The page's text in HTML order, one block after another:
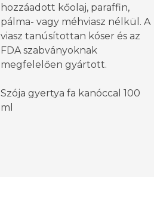
hozzáadott kőolaj, paraffin,
pálma- vagy méhviasz nélkül. A
viasz tanúsítottan kóser és az
FDA szabványoknak
megfelelően gyártott.
Szója gyertya fa kanóccal 100
ml